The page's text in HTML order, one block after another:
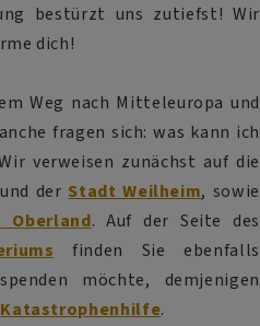
bestürzt uns zutiefst! Wir
dich!
Weg nach Mitteleuropa und
fragen sich: was kann ich
verweisen zunächst auf die
und der Stadt Weilheim, sowie
Oberland. Auf der Seite des
finden Sie ebenfalls
möchte, demjenigen
.